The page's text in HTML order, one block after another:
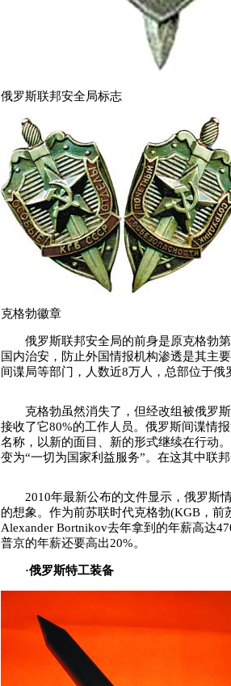
俄罗斯联邦安全局标志
克格勃徽章
俄罗斯联邦安全局的前身是原克格勃第
国内治安，防止外国情报机构渗透是其主
间谍局等部门，人数近8万人，总部位于
克格勃虽然消失了，但经改组被俄罗斯
接收了它80%的工作人员。俄罗斯间谍情
名称，以新的面目、新的形式继续在行动
变为“一切为国家利益服务”。在这其中联
2010年最新公布的文件显示，俄罗斯情
的想象。作为前苏联时代克格勃(KGB，
Alexander Bortnikov去年拿到的年薪高达
普京的年薪还要高出20%。
·俄罗斯特工装备